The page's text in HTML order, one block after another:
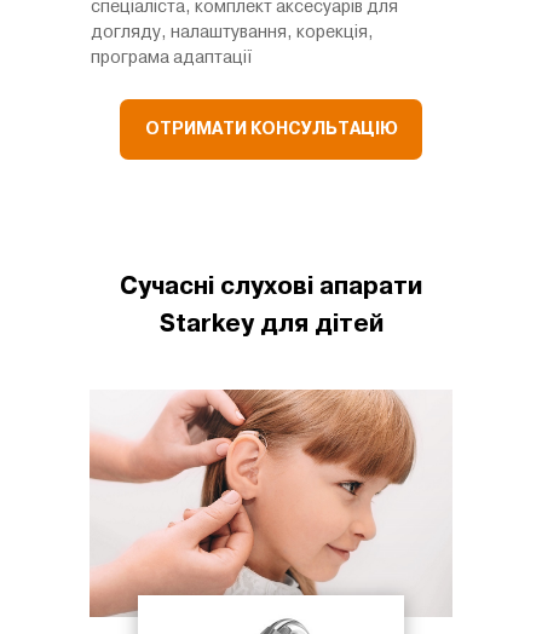
ОТРИМАТИ КОНСУЛЬТАЦІЮ
спеціаліста, комплект аксесуарів для
догляду, налаштування, корекція,
програма адаптації
Сучасні слухові апарати
Starkey для дітей